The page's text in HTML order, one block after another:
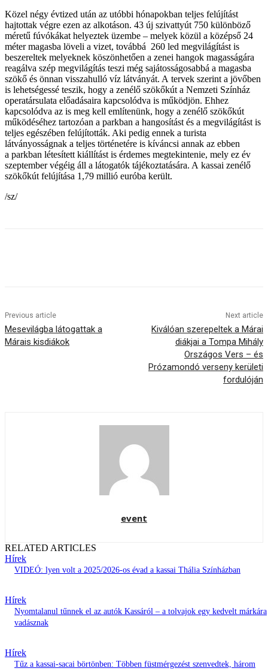
Közel négy évtized után az utóbbi hónapokban teljes felújítást
hajtottak végre ezen az alkotáson. 43 új szivattyút 750 különböző
méretű fúvókákat helyeztek üzembe – melyek közül a középső 24
méter magasba löveli a vizet, továbbá 260 led megvilágítást is
beszereltek melyeknek köszönhetően a zenei hangok magasságára
reagálva szép megvilágítás teszi még sajátosságosabbá a magasba
szökő és önnan visszahulló víz látványát. A tervek szerint a jövőben
is lehetségessé teszik, hogy a zenélő szökőkút a Nemzeti Színház
operatársulata előadásaira kapcsolódva is működjön. Ehhez
kapcsolódva az is meg kell említenünk, hogy a zenélő szökőkút
működéséhez tartozóan a parkban a hangosítást és a megvilágítást is
teljes egészében felújították. Aki pedig ennek a turista
látványosságnak a teljes történetére is kíváncsi annak az ebben
a parkban létesített kiállítást is érdemes megtekintenie, mely ez év
szeptember végéig áll a látogatók tájékoztatására. A kassai zenélő
szökőkút felújítása 1,79 millió euróba került.
/sz/
Previous article
Mesevilágba látogattak a
Márais kisdiákok
Next article
Kiválóan szerepeltek a Márai
diákjai a Tompa Mihály
Országos Vers – és
Prózamondó verseny kerületi
fordulóján
event
RELATED ARTICLES
Hírek
VIDEÓ: lyen volt a 2025/2026-os évad a kassai Thália Színházban
Hírek
Nyomtalanul tűnnek el az autók Kassáról – a tolvajok egy kedvelt márkára
vadásznak
Hírek
Tűz a kassai-sacai börtönben: Többen füstmérgezést szenvedtek, három